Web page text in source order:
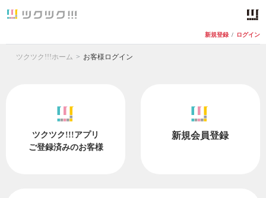
新規登録 / ログイン
ツクツク!!!ホーム お客様ログイン
ツクツク!!!アプリ
ご登録済みのお客様
新規会員登録